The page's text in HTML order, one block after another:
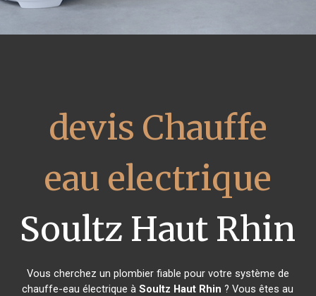
devis Chauffe
eau electrique
Soultz Haut Rhin
Vous cherchez un plombier fiable pour votre système de
chauffe-eau électrique àSoultz Haut Rhin ? Vous êtes au